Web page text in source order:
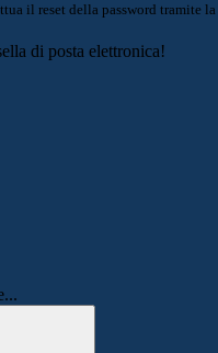
il reset della password tramite la
di posta elettronica!